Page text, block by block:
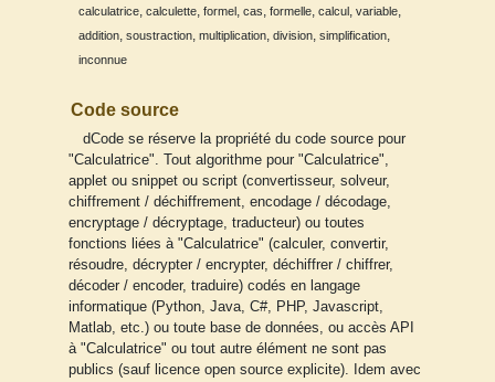
calculatrice calculette formel cas formelle calcul variable
addition soustraction multiplication division simplification
inconnue
Code source
dCode se réserve la propriété du code source pour
"Calculatrice". Tout algorithme pour "Calculatrice",
applet ou snippet ou script (convertisseur, solveur,
chiffrement / déchiffrement, encodage / décodage,
encryptage / décryptage, traducteur) ou toutes
fonctions liées à "Calculatrice" (calculer, convertir,
résoudre, décrypter / encrypter, déchiffrer / chiffrer,
décoder / encoder, traduire) codés en langage
informatique (Python, Java, C#, PHP, Javascript,
Matlab, etc.) ou toute base de données, ou accès API
à "Calculatrice" ou tout autre élément ne sont pas
publics (sauf licence open source explicite). Idem avec